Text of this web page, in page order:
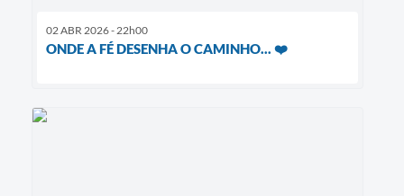
02 ABR 2026 - 22h00
ONDE A FÉ DESENHA O CAMINHO... ❤️